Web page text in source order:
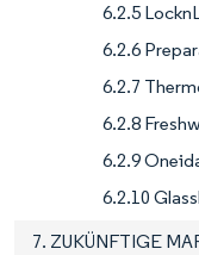
6.2.5
6.2.6
6.2.7
6.2.8
6.2.9
6.2.10
7. ZUKÜNFTIGE